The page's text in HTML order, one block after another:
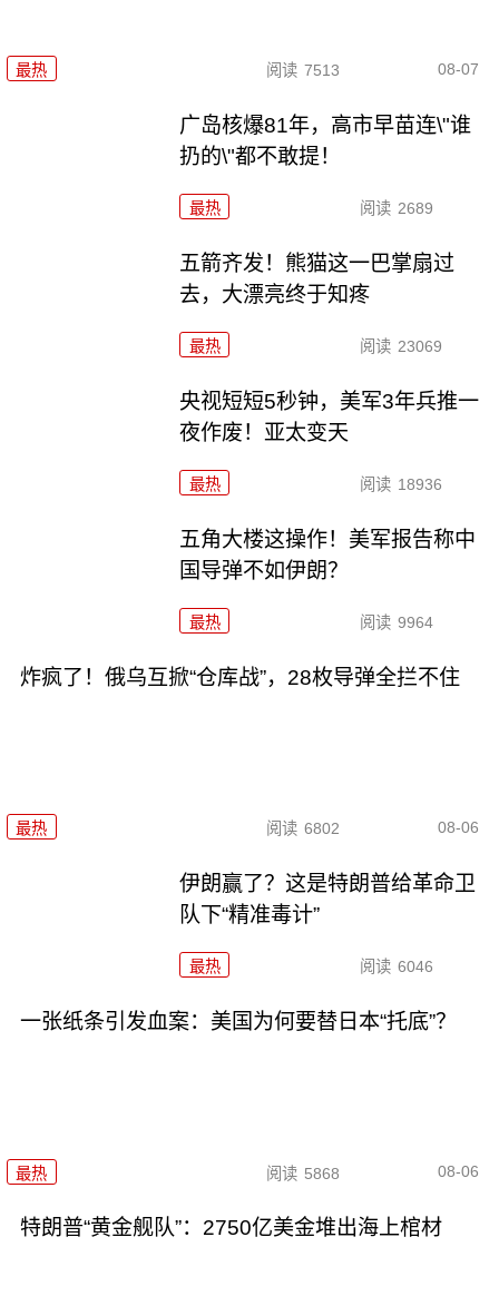
最热 阅读 7513 08-07
广岛核爆81年，高市早苗连\"谁
扔的\"都不敢提！
最热 阅读 2689
五箭齐发！熊猫这一巴掌扇过
去，大漂亮终于知疼
最热 阅读 23069
央视短短5秒钟，美军3年兵推一
夜作废！亚太变天
最热 阅读 18936
五角大楼这操作！美军报告称中
国导弹不如伊朗？
最热 阅读 9964
炸疯了！俄乌互掀“仓库战”，28枚导弹全拦不住
最热 阅读 6802 08-06
伊朗赢了？这是特朗普给革命卫
队下“精准毒计”
最热 阅读 6046
一张纸条引发血案：美国为何要替日本“托底”？
最热 阅读 5868 08-06
特朗普“黄金舰队”：2750亿美金堆出海上棺材